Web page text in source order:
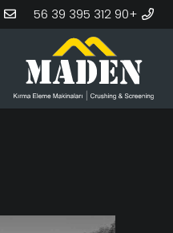
+90 312 395 39 56